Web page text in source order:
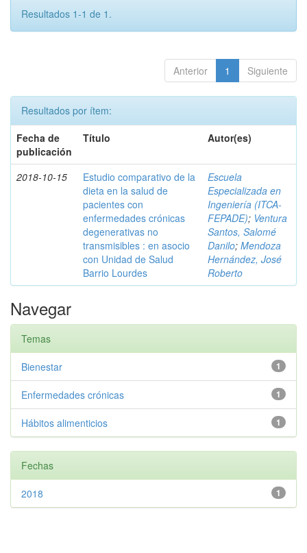
Resultados 1-1 de 1.
Anterior 1 Siguiente
Resultados por ítem:
Fecha de
publicación
Título Autor(es)
2018-10-15
Estudio comparativo de la
dieta en la salud de
pacientes con
enfermedades crónicas
degenerativas no
transmisibles : en asocio
con Unidad de Salud
Barrio Lourdes
Escuela
Especializada en
Ingeniería (ITCA-
FEPADE); Ventura
Santos, Salomé
Danilo; Mendoza
Hernández, José
Roberto
Navegar
Temas
1
Bienestar
1
Enfermedades crónicas
1
Hábitos alimenticios
Fechas
1
2018